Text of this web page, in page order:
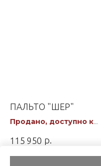
ПАЛЬТО "ШЕР"
Продано, доступно к
115 950 р.